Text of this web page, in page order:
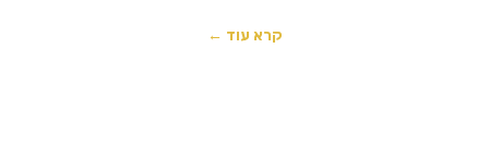
קרא עוד ←